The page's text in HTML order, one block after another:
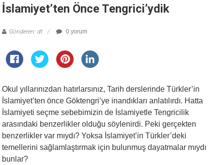
İslamiyet’ten Önce Tengrici’ydik
Gönderen: dt 0 yorum
Okul yıllarınızdan hatırlarsınız, Tarih derslerinde Türkler’in
İslamiyet’ten önce Göktengri’ye inandıkları anlatılırdı. Hatta
İslamiyeti seçme sebebimizin de İslamiyetle Tengricilik
arasındaki benzerlikler olduğu söylenirdi. Peki gerçekten
benzerlikler var mıydı? Yoksa İslamiyet’in Türkler’deki
temellerini sağlamlaştırmak için bulunmuş dayatmalar mıydı
bunlar?